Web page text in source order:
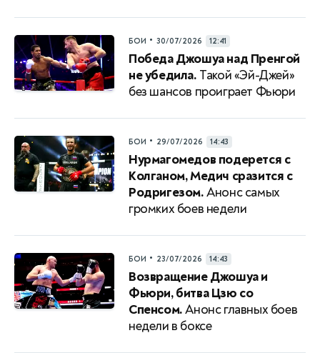
БОИ • 30/07/2026 12:41
Победа Джошуа над Пренгой
не убедила. Такой «Эй-Джей»
без шансов проиграет Фьюри
БОИ • 29/07/2026 14:43
Нурмагомедов подерется с
Колганом, Медич сразится с
Родригезом.Анонс самых
громких боев недели
БОИ • 23/07/2026 14:43
Возвращение Джошуа и
Фьюри, битва Цзю со
Спенсом.Анонс главных боев
недели в боксе